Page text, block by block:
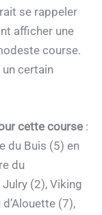
se rappeler
afficher une
course.
certain
cette course :
du Buis (5) en
du
(2), Viking
(7),